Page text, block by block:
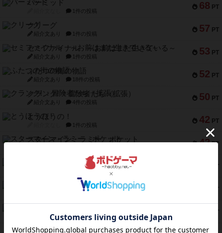
68 PT
パーミッド
1件の投稿
57 PT
クリーグ
紹介文あり 1件の投稿
53 PT
セミファイナル ～お前はまだ生きている～
紹介文あり 1件の投稿
52 PT
ふたつの街の物語
紹介文あり 18件の投稿
50 PT
クランク! ：冒険者たち（拡張）
紹介文あり 4件の投稿
42 PT
とうほうの！
1件の投稿
42 PT
スターマイン・ラミー ポケット
PT
1件の投稿
PT
スーパーストア3000
1件の投稿
PT
紹介文なし 2件の投稿